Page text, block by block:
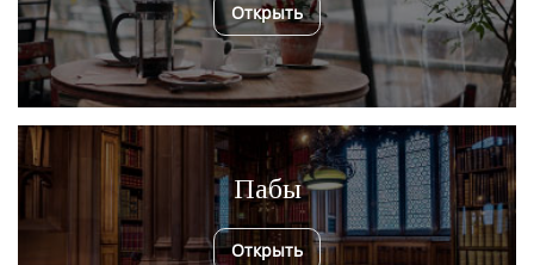
Открыть
Пабы
Открыть